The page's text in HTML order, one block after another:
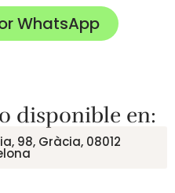
WhatsApp
disponible en:
98, Gràcia, 08012